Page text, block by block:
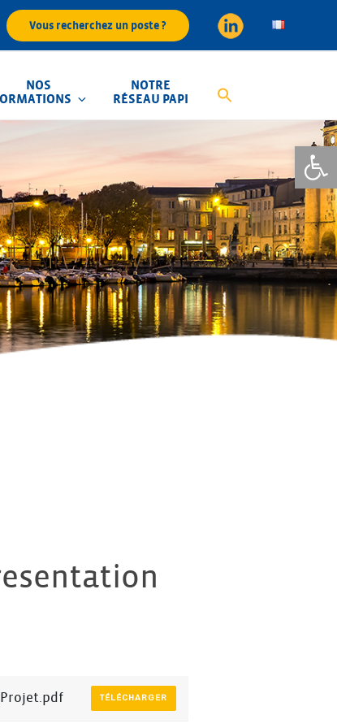
Ouvrir
Vous recherchez un poste ?
NOS
NOTRE
RÉSEAU PAPI
TÉLÉCHARGER